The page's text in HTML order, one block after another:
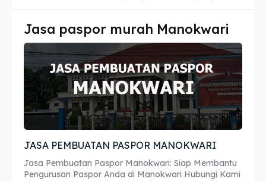
Imta
Legalisir
Apostille
Penerjemah
Asuransi
Blog
Imta
Legalisir
Apostille
Penerjemah
Asuransi
Blog
Jasa paspor murah Manokwari
JASA PEMBUATAN PASPOR MANOKWARI
Jasa Pembuatan Paspor Manokwari: Siap Membantu
Pengurusan Paspor Anda di Manokwari Hubungi Kami